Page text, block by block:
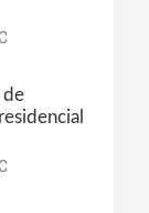
de